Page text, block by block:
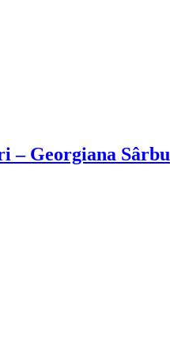
– Georgiana Sârbu